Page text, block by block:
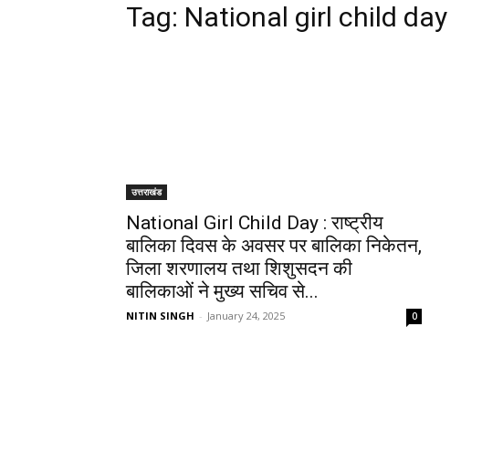
Tag: National girl child day
उत्तराखंड
National Girl Child Day : राष्ट्रीय
बालिका दिवस के अवसर पर बालिका निकेतन,
जिला शरणालय तथा शिशुसदन की
बालिकाओं ने मुख्य सचिव से...
NITIN SINGH - January 24, 2025 0